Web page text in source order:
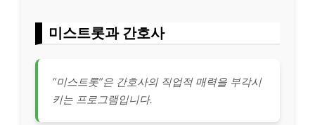
미스트롯과 간호사
“미스트롯”은 간호사의 직업적 매력을 부각시
키는 프로그램입니다.